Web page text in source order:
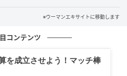
※ウーマンエキサイトに移動します
コンテンツ
を成立させよう！マッチ棒